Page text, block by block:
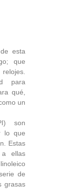
esta
que
para
qué,
un
son
lo que
Estas
ellas
de
grasas